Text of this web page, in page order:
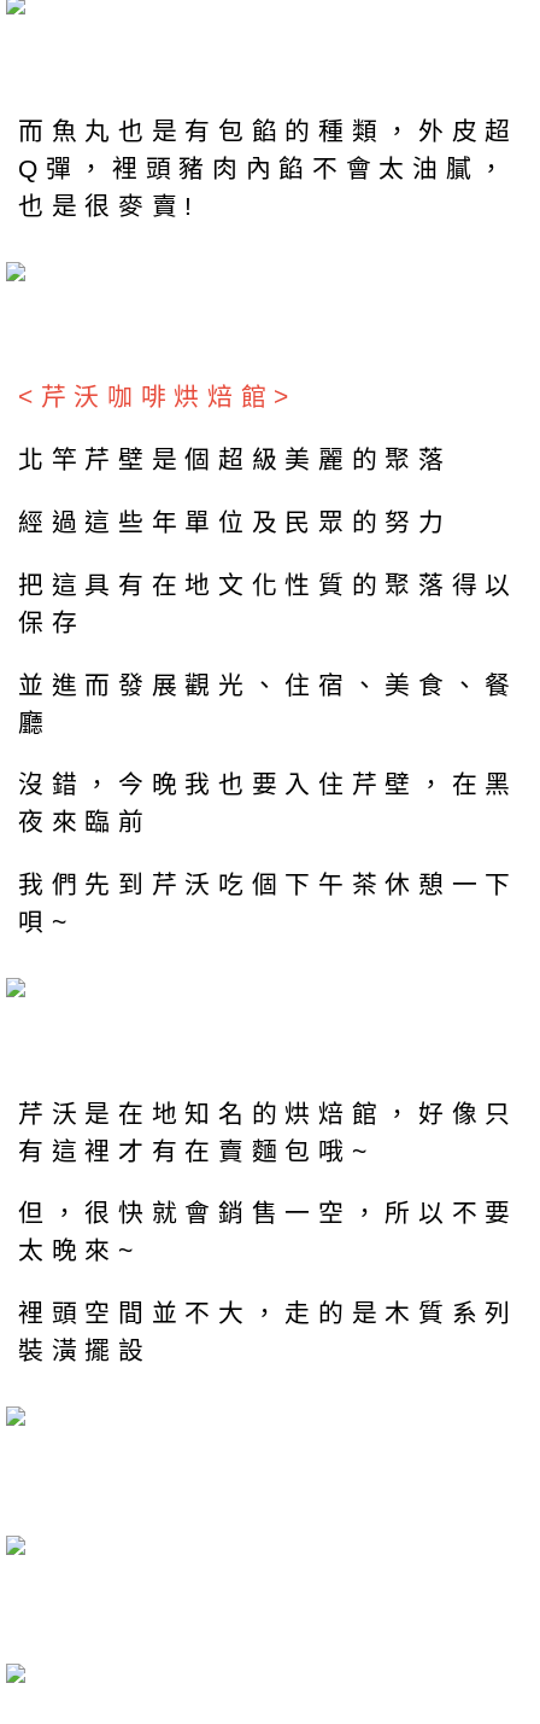
而魚丸也是有包餡的種類，外皮超
Q彈，裡頭豬肉內餡不會太油膩，
也是很麥賣!
<芹沃咖啡烘焙館>
北竿芹壁是個超級美麗的聚落
經過這些年單位及民眾的努力
把這具有在地文化性質的聚落得以
保存
並進而發展觀光、住宿、美食、餐
廳
沒錯，今晚我也要入住芹壁，在黑
夜來臨前
我們先到芹沃吃個下午茶休憩一下
唄~
芹沃是在地知名的烘焙館，好像只
有這裡才有在賣麵包哦~
但，很快就會銷售一空，所以不要
太晚來~
裡頭空間並不大，走的是木質系列
裝潢擺設